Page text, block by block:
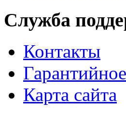
Служба
Контакты
Карта сайта